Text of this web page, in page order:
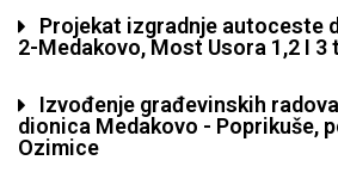
Projekat izgradnje autoceste
2-Medakovo, Most Usora 1,2 I 3
Izvođenje građevinskih
dionica Medakovo - Poprikuše,
Ozimice